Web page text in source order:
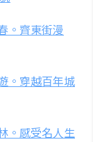
。齊東街漫
。穿越百年城
。感受名人生